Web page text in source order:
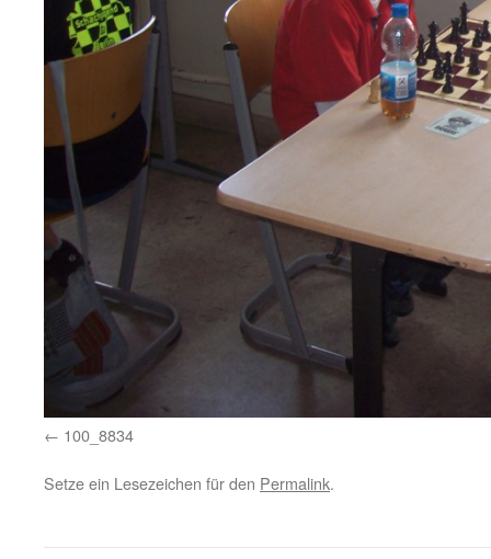
100_8834
Setze ein Lesezeichen für den Permalink.